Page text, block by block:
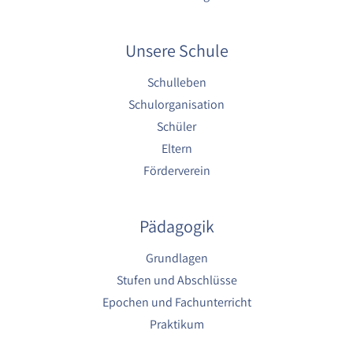
Unsere Schule
Schulleben
Schulorganisation
Schüler
Eltern
Förderverein
Pädagogik
Grundlagen
Stufen und Abschlüsse
Epochen und Fachunterricht
Praktikum